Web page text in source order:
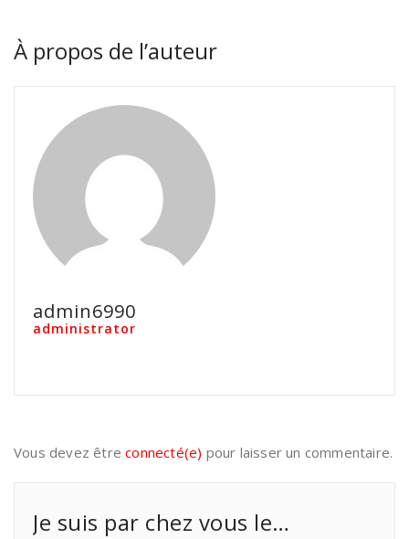
À propos de l’auteur
admin6990
administrator
Vous devez êtreconnecté(e) pour laisser un commentaire.
Je suis par chez vous le…